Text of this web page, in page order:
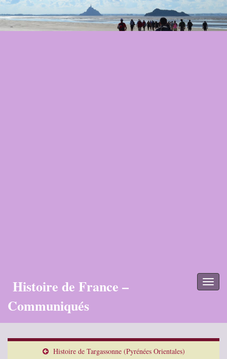
Histoire de France –
Communiqués
Histoire de Targassonne (Pyrénées Orientales)